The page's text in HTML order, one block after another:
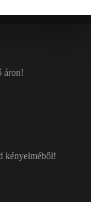
áron!
kényelméből!